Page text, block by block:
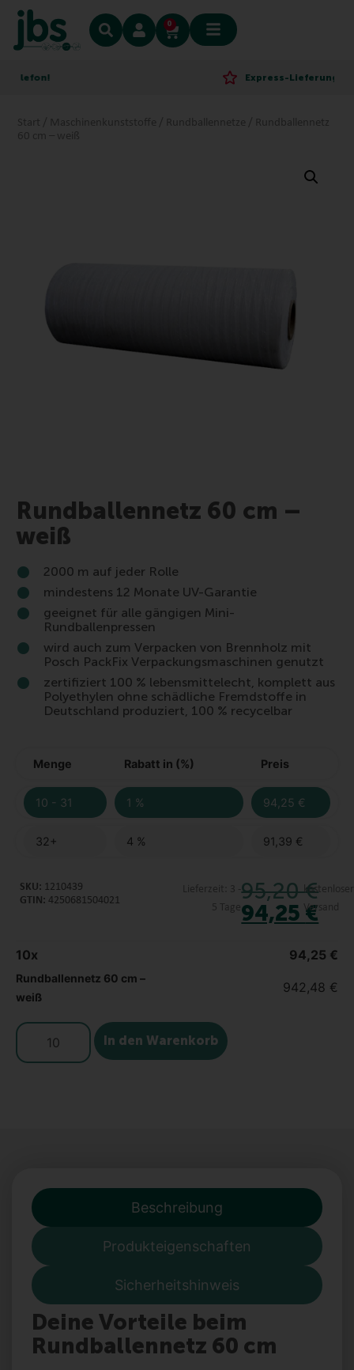
0
Express-Lieferung!
Start Maschinenkunststoffe Rundballennetze / Rundballennetz
60 cm – weiß
Rundballennetz 60 cm –
weiß
2000 m auf jeder Rolle
mindestens 12 Monate UV-Garantie
geeignet für alle gängigen Mini-
Rundballenpressen
wird auch zum Verpacken von Brennholz mit
Posch PackFix Verpackungsmaschinen genutzt
zertifiziert 100 % lebensmittelecht, komplett aus
Polyethylen ohne schädliche Fremdstoffe in
Deutschland produziert, 100 % recycelbar
Menge Rabatt in (%) Preis
10 - 31 1 % 94,25 €
32+ 4 % 91,39 €
SKU: 1210439
GTIN: 4250681504021
Lieferzeit:
3 -
5 Tage
95,20€
94,25 €
kostenloser
Versand
10x 94,25 €
Rundballennetz 60 cm –
weiß
942,48 €
In den Warenkorb
Beschreibung
Produkteigenschaften
Sicherheitshinweis
Deine Vorteile beim
Rundballennetz 60 cm